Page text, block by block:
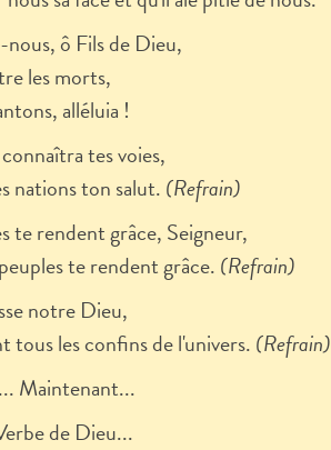
nous, ô Fils de Dieu,
les morts,
alléluia !
tes voies,
nations ton salut. (Refrain)
te rendent grâce, Seigneur,
te rendent grâce. (Refrain)
notre Dieu,
tous les confins de l'univers. (Refrain)
Maintenant...
de Dieu...